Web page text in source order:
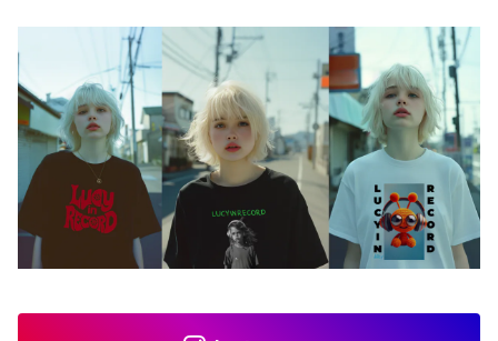
アクセサリー
バッグ
アートワーク
フォトカード
ライフスタイル